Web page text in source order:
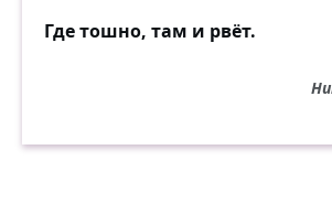
Где тошно, там и рвёт.